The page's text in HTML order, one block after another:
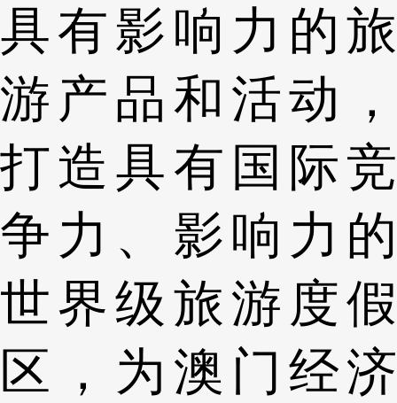
具有影响力的旅
游产品和活动，
打造具有国际竞
争力、影响力的
世界级旅游度假
区，为澳门经济